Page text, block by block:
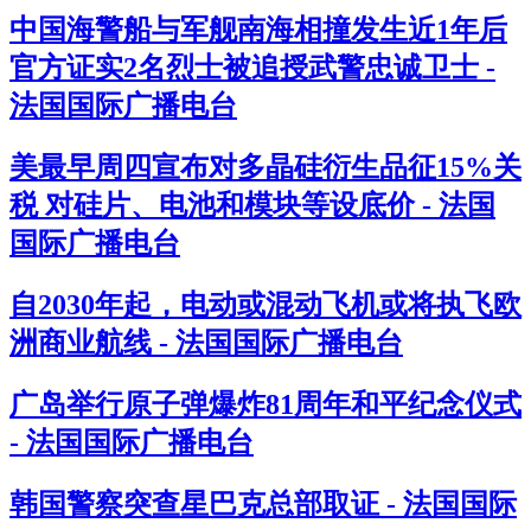
中国海警船与军舰南海相撞发生近1年后
官方证实2名烈士被追授武警忠诚卫士 -
法国国际广播电台
美最早周四宣布对多晶硅衍生品征15%关
税 对硅片、电池和模块等设底价 - 法国
国际广播电台
自2030年起，电动或混动飞机或将执飞欧
洲商业航线 - 法国国际广播电台
广岛举行原子弹爆炸81周年和平纪念仪式
- 法国国际广播电台
韩国警察突查星巴克总部取证 - 法国国际